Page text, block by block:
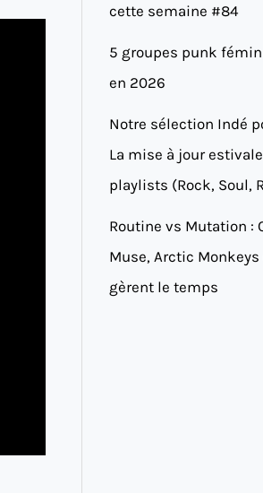
cette semaine #84
5 groupes punk
en 2026
Notre sélection Indé
La mise à jour
playlists (Rock, Soul,
Routine vs Mutation :
Muse, Arctic
gèrent le temps